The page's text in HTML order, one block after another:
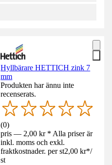
Hyllbärare HETTICH zink 7
mm
Produkten har ännu inte
recenserats.
(0)
pris — 2,00 kr * Alla priser är
inkl. moms och exkl.
fraktkostnader. per st2,00 kr*/
st